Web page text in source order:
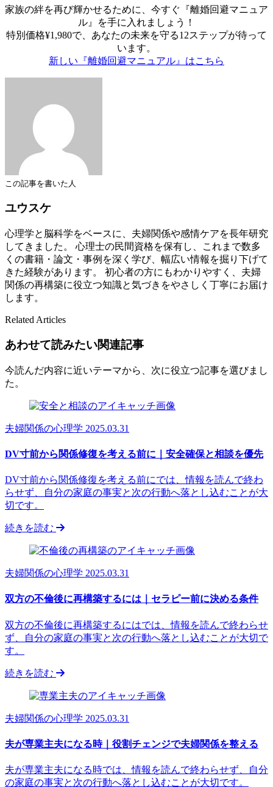
家族の絆を再び輝かせるために、今すぐ『離婚回避マニュア
ル』を手に入れましょう！
特別価格¥1,980で、あなたの未来を守る12ステップが待って
います。
新しい『離婚回避マニュアル』はこちら
この記事を書いた人
ユウスケ
心理学と脳科学をベースに、夫婦関係や感情ケアを長年研究
してきました。 心理士の民間資格を保有し、これまで数多
くの書籍・論文・事例を深く学び、幅広い情報を掘り下げて
きた経験があります。 初心者の方にもわかりやすく、夫婦
関係の再構築に役立つ知識と気づきをやさしく丁寧にお届け
します。
Related Articles
あわせて読みたい関連記事
今読んだ内容に近いテーマから、次に役立つ記事を選びまし
た。
夫婦関係の心理学 2025.03.31
DV寸前から関係修復を考える前に｜安全確保と相談を優先
DV寸前から関係修復を考える前にでは、情報を読んで終わ
らせず、自分の家庭の事実と次の行動へ落とし込むことが大
切です。
続きを読む
夫婦関係の心理学 2025.03.31
双方の不倫後に再構築するには｜セラピー前に決める条件
双方の不倫後に再構築するにはでは、情報を読んで終わらせ
ず、自分の家庭の事実と次の行動へ落とし込むことが大切で
す。
続きを読む
夫婦関係の心理学 2025.03.31
夫が専業主夫になる時｜役割チェンジで夫婦関係を整える
夫が専業主夫になる時では、情報を読んで終わらせず、自分
の家庭の事実と次の行動へ落とし込むことが大切です。